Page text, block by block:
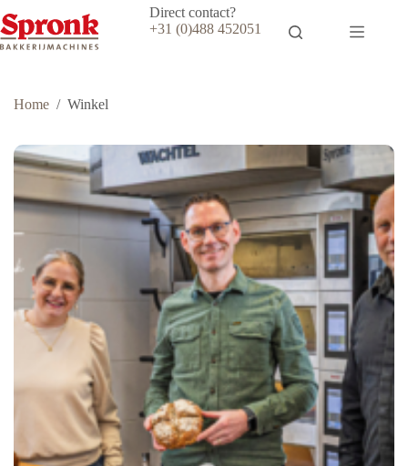
naar
de
Direct contact?
+31 (0)488 452051
Home / Winkel